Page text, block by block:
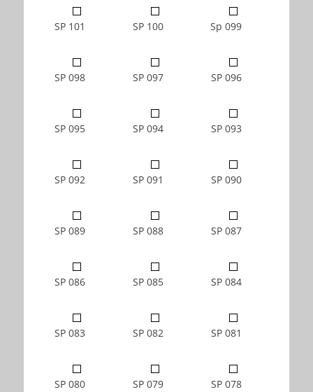
SP 101 SP 100 Sp 099
SP 098 SP 097 SP 096
SP 095 SP 094 SP 093
SP 092 SP 091 SP 090
SP 089 SP 088 SP 087
SP 086 SP 085 SP 084
SP 083 SP 082 SP 081
SP 080 SP 079 SP 078